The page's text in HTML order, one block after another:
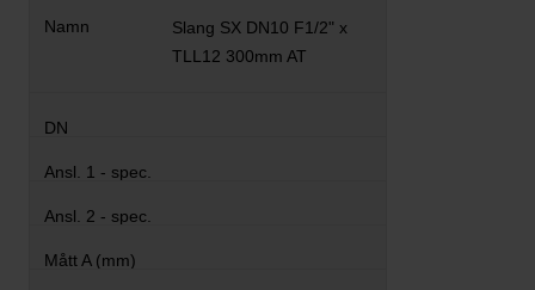
Slang SX DN10 F1/2" x
TLL12 300mm AT